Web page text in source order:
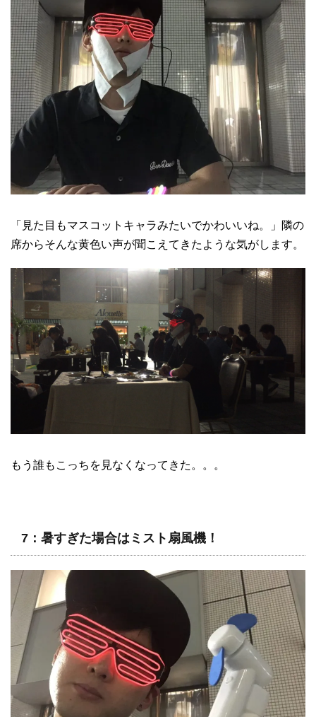
「見た目もマスコットキャラみたいでかわいいね。」隣の
席からそんな黄色い声が聞こえてきたような気がします。
もう誰もこっちを見なくなってきた。。。
7：暑すぎた場合はミスト扇風機！